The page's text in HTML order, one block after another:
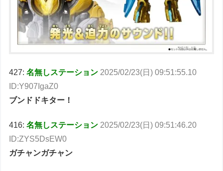
427:名無しステーション 2025/02/23(日) 09:51:55.10
ID:Y907IgaZ0
ブンドドキター！
416:名無しステーション 2025/02/23(日) 09:51:46.20
ID:ZYS5DsEW0
ガチャンガチャン